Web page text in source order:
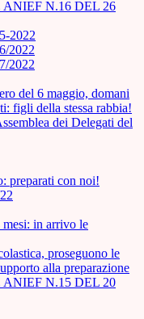
N.16 DEL 26
2022
2022
2022
del 6 maggio, domani
figli della stessa rabbia!
dei Delegati del
preparati con noi!
in arrivo le
proseguono le
alla preparazione
N.15 DEL 20